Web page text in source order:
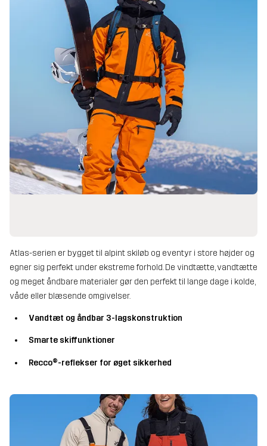
Atlas-serien er bygget til alpint skiløb og eventyr i store højder og
egner sig perfekt under ekstreme forhold. De vindtætte, vandtætte
og meget åndbare materialer gør den perfekt til lange dage i kolde,
våde eller blæsende omgivelser.
Vandtæt og åndbar 3-lagskonstruktion
Smarte skiffunktioner
Recco®-reflekser for øget sikkerhed